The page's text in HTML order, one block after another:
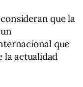
que la
que
la actualidad